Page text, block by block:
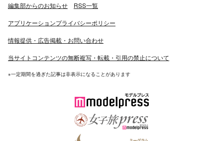
編集部からのお知らせ RSS一覧
アプリケーションプライバシーポリシー
情報提供・広告掲載・お問い合わせ
当サイトコンテンツの無断複写・転載・引用の禁止について
※一定期間を過ぎた記事は非表示になることがあります